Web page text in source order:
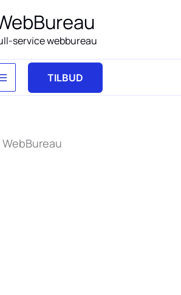
service webbureau
TILBUD